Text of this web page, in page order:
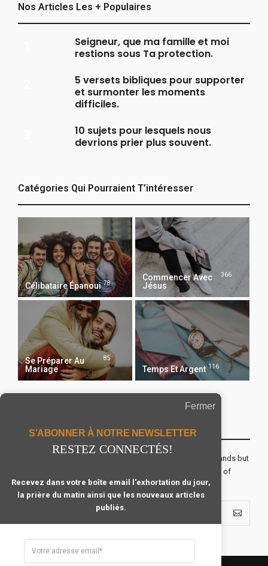
Nos Articles Les + Populaires
Seigneur, que ma famille et moi
restions sous Ta protection.
5 versets bibliques pour supporter
et surmonter les moments
difficiles.
10 sujets pour lesquels nous
devrions prier plus souvent.
Catégories Qui Pourraient T’intéresser
Célibataire Épanoui 78
Commencer Avec
Jésus
366
Se Préparer Au
Mariage
85
Temps Et Argent 116
The real voyage of discovery consists not in seeking new lands but
seeing with new eyes. All journeys have secret destinations of
which the traveler is unaware.
Fermer
S'ABONNER À NOTRE NEWSLETTER
RESTEZ CONNECTÉS!
Recevez dans votre boîte email l'exhortation du jour,
la prière du matin ainsi que les nouveaux articles
publiés.